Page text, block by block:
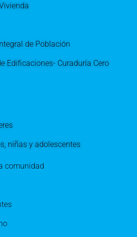
de Población
Edificaciones- Curaduría Cero
niñas y adolescentes
comunidad